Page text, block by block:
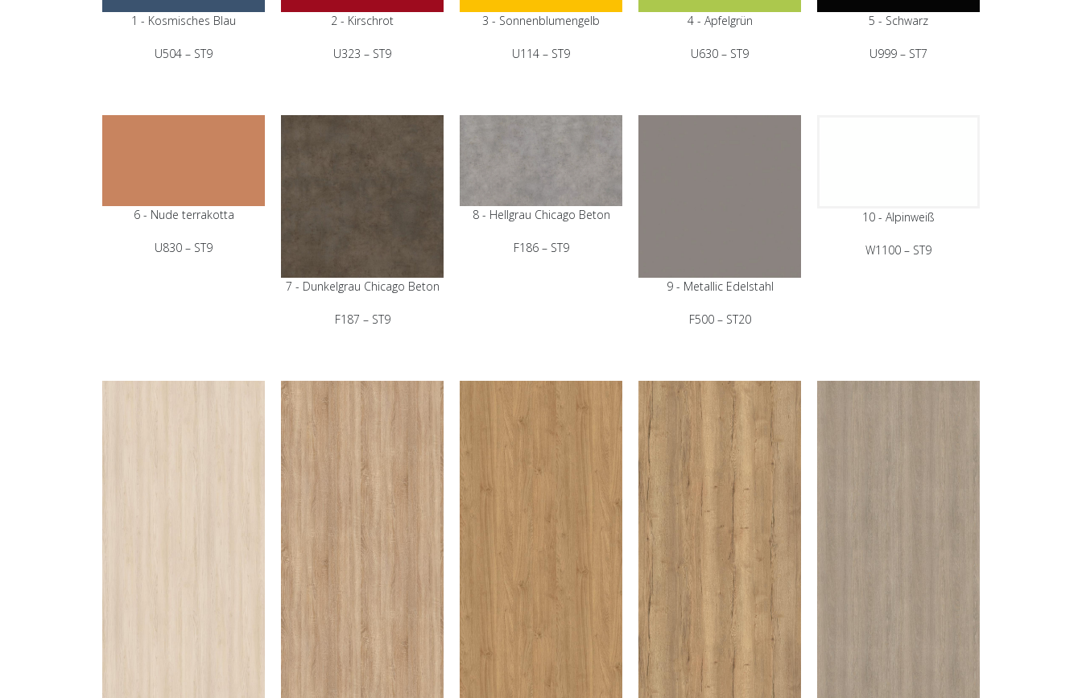
1 - Kosmisches Blau
U504 – ST9
2 - Kirschrot
U323 – ST9
3 - Sonnenblumengelb
U114 – ST9
4 - Apfelgrün
U630 – ST9
5 - Schwarz
U999 – ST7
6 - Nude terrakotta
U830 – ST9
7 - Dunkelgrau Chicago Beton
F187 – ST9
8 - Hellgrau Chicago Beton
F186 – ST9
9 - Metallic Edelstahl
F500 – ST20
10 - Alpinweiß
W1100 – ST9